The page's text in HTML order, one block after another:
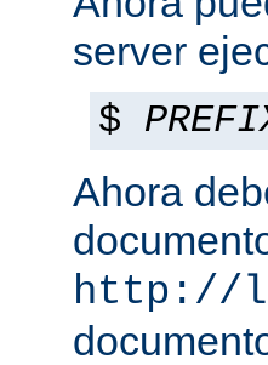
server
$
Ahora
http://